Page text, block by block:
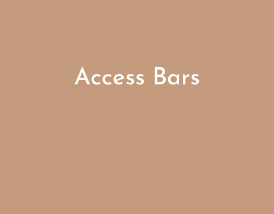
Access Bars